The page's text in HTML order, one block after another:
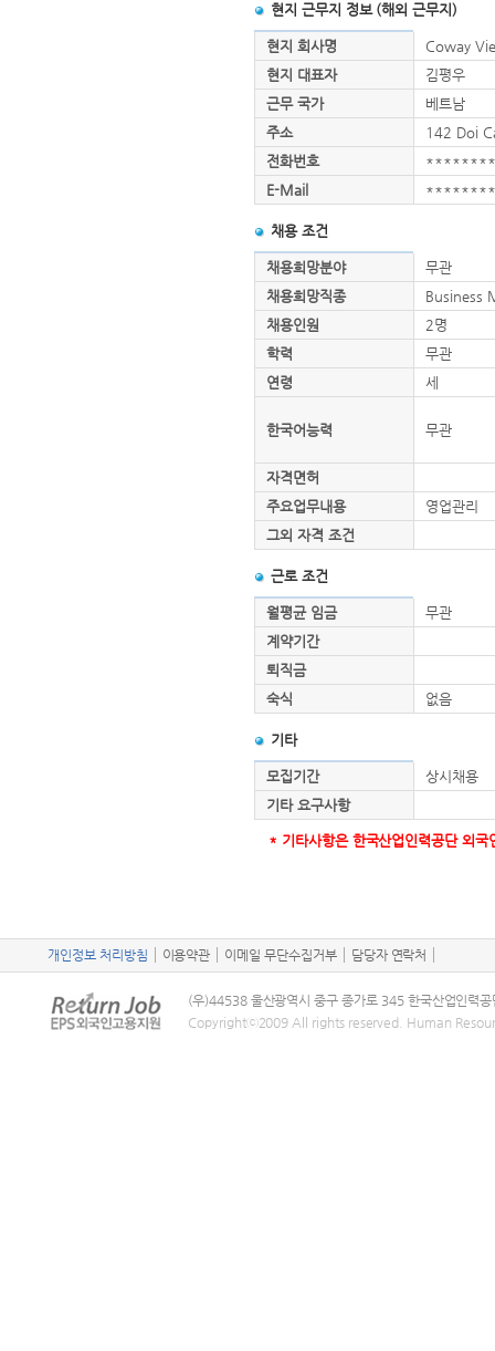
현지 근무지 정보 (해외 근무지)
현지 회사명
Coway
현지 대표자
김평우
근무 국가
베트남
주소
142 Doi
전화번호
E-Mail
채용 조건
채용희망분야
무관
채용희망직종
Business
채용인원
2명
학력
무관
연령
세
한국어능력 무관
자격면허
주요업무내용
영업관리
그외 자격 조건
근로 조건
월평균 임금
무관
계약기간
퇴직금
숙식
없음
기타
모집기간
상시채용
기타 요구사항
* 기타사항은 한국산업인력공단 외
개인정보 처리방침 이용약관 이메일 무단수집거부 담당자 연락처
(우)44538 울산광역시 중구 종가로 345 한국산업인력공
Copyrightⓒ2009 All rights reserved. Human